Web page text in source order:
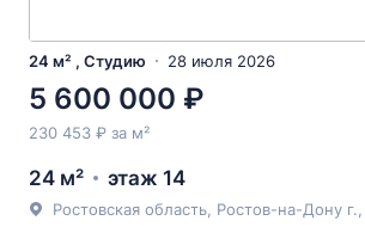
24 м² , Студию 28 июля 2026
5 600 000 ₽
230 453 ₽ за м²
24 м² этаж 14